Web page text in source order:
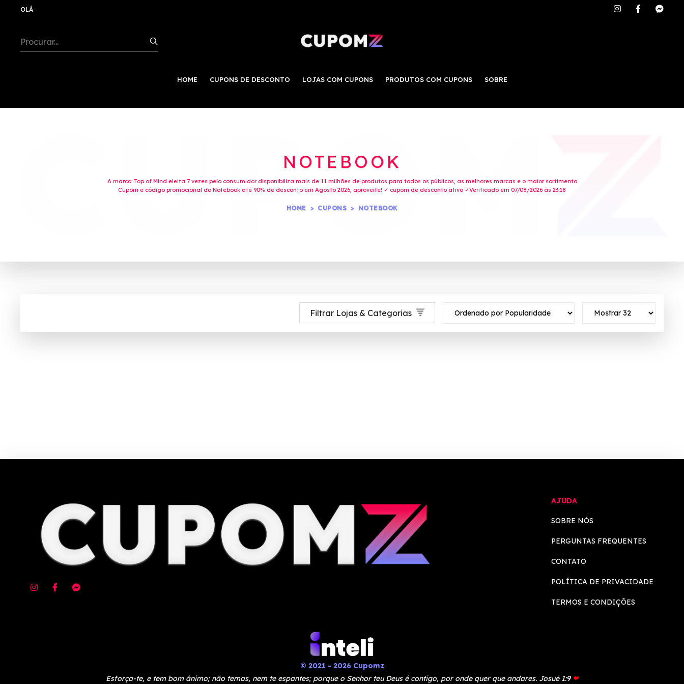
OLÁ
HOME CUPONS DE DESCONTO LOJAS COM CUPONS PRODUTOS COM CUPONS SOBRE
NOTEBOOK
A marca Top of Mind eleita 7 vezes pelo consumidor disponibiliza mais de 11 milhões de produtos para todos os públicos, as melhores marcas e o maior sortimento
Cupom e código promocional de Notebook até 90% de desconto em Agosto 2026, aproveite! ✓ cupom de desconto ativo ✓Verificado em 07/08/2026 às 23:18
HOME CUPONS NOTEBOOK
Filtrar Lojas & Categorias
AJUDA
SOBRE NÓS
PERGUNTAS FREQUENTES
CONTATO
POLÍTICA DE PRIVACIDADE
TERMOS E CONDIÇÕES
© 2021 - 2026 Cupomz
Esforça-te, e tem bom ânimo; não temas, nem te espantes; porque o Senhor teu Deus é contigo, por onde quer que andares. Josué 1:9 ❤